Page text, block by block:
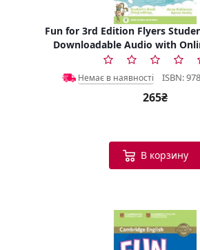
Fun for 3rd Edition Flyers
Downloadable Audio with
Немає в наявності ISBN:
265₴
В корзину